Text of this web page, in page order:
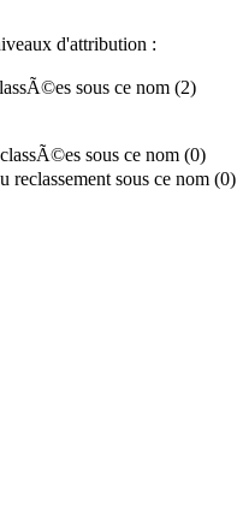
d'attribution :
sous ce nom (2)
sous ce nom (0)
reclassement sous ce nom (0)